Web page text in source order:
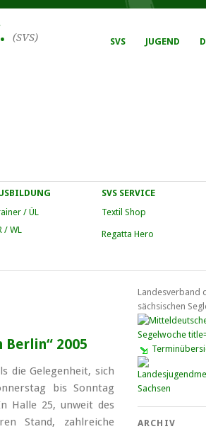
SVS JUGEND
(SVS)
/ ÜL
/ WL
SVS SERVICE
Textil Shop
Regatta Hero
Berlin“ 2005
die Gelegenheit, sich
bis Sonntag
Halle 25, unweit des
Stand, zahlreiche
Landesverband
sächsischen
ARCHIV